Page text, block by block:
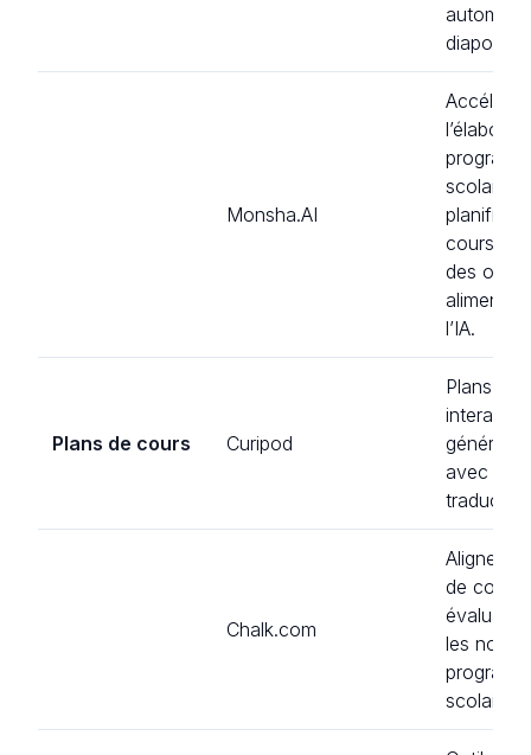
Monsha.AI
Accélère
scolaires
cours
des outils
l’IA.
Plans de cours Curipod
Plans de
interactifs
générés
avec
Chalk.com
Aligne
de cours
les
scolaire.